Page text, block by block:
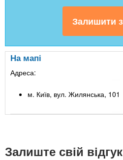
На мапі
Адреса:
м. Київ, вул. Жилянська, 101
Залиште свій відгук